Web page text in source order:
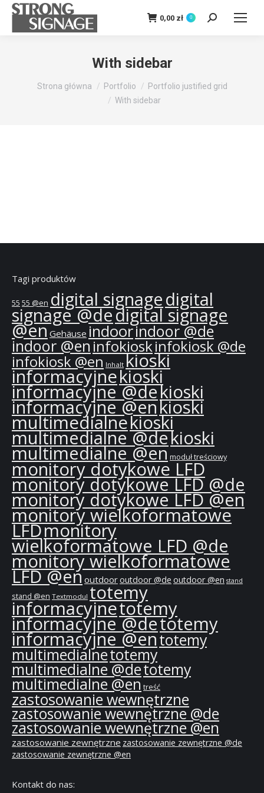
0,00 zł 0 Szukaj:
With sidebar
Jesteś tutaj:Strona główna Portfolio
Portfolio justified grid
With sidebar
Tagi produktów
55 55 @en digital signagedigital
signage @dedigital signage
@enGehäuse indoorindoor @de
indoor @eninfokioskinfokiosk @de
infokiosk @en Inhalt kioski
informacyjnekioski
informacyjne @dekioski
informacyjne @enkioski
multimedialnekioski
multimedialne @dekioski
multimedialne @enmoduł treściowy
monitory dotykowe LFD
monitory dotykowe LFD @de
monitory dotykowe LFD @en
monitory wielkoformatowe
LFDmonitory
wielkoformatowe LFD @de
monitory wielkoformatowe
LFD @en outdooroutdoor @de outdoor @en stand
stand @en Textmodul totemy
informacyjnetotemy
informacyjne @detotemy
informacyjne @entotemy
multimedialnetotemy
multimedialne @detotemy
multimedialne @entreść
zastosowanie wewnętrzne
zastosowanie wewnętrzne @de
zastosowanie wewnętrzne @en
zastosowanie zewnętrzne zastosowanie zewnętrzne @de
zastosowanie zewnętrzne @en
Kontakt do nas: